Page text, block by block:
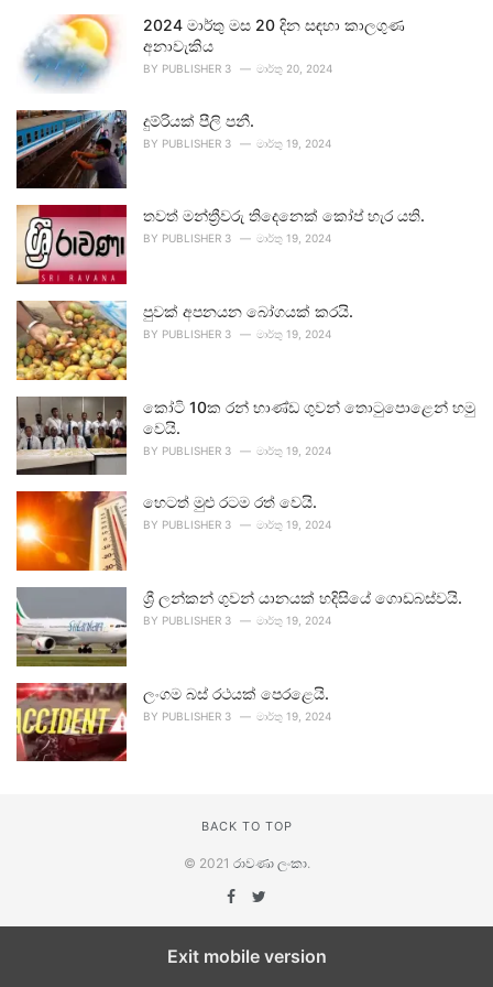
2024 මාර්තු මස 20 දින සඳහා කාලගුණ
අනාවැකිය
BY PUBLISHER 3 මාර්තු 20, 2024
දුම්රියක් පීලි පනී.
BY PUBLISHER 3 මාර්තු 19, 2024
තවත් මන්ත්‍රීවරු තිදෙනෙක් කෝප් හැර යති.
BY PUBLISHER 3 මාර්තු 19, 2024
පුවක් අපනයන බෝගයක් කරයි.
BY PUBLISHER 3 මාර්තු 19, 2024
කෝටි 10ක රන් භාණ්ඩ ගුවන් තොටුපොළෙන් හමු
වෙයි.
BY PUBLISHER 3 මාර්තු 19, 2024
හෙටත් මුළු රටම රත් වෙයි.
BY PUBLISHER 3 මාර්තු 19, 2024
ශ්‍රී ලන්කන් ගුවන් යානයක් හදිසියේ ගොඩබස්වයි.
BY PUBLISHER 3 මාර්තු 19, 2024
ලංගම බස් රථයක් පෙරළෙයි.
BY PUBLISHER 3 මාර්තු 19, 2024
BACK TO TOP
© 2021 රාවණා ලංකා.
Exit mobile version